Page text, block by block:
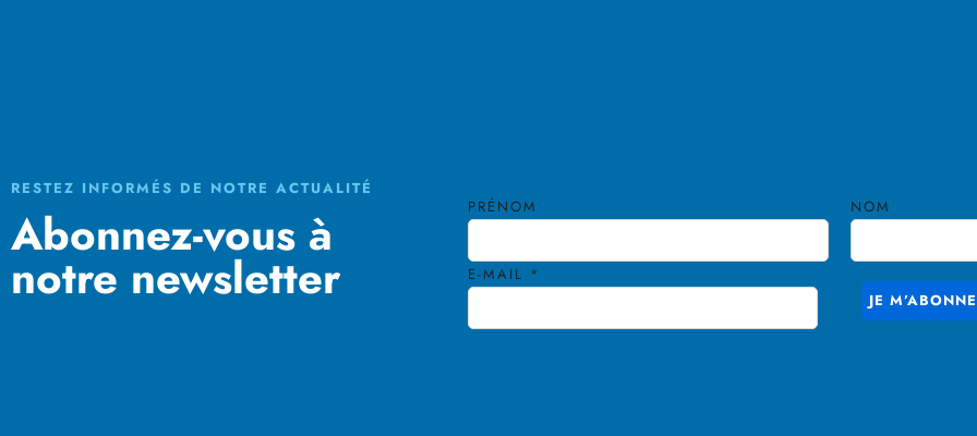
RESTEZ INFORMÉS DE NOTRE ACTUALITÉ
Abonnez-vous à
notre newsletter
PRÉNOM NOM
E-MAIL *